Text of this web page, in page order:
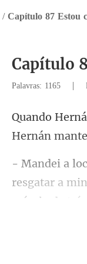
/ Capítulo 87 Estou
Capítulo
Palavras: 1165 |
resgatar a